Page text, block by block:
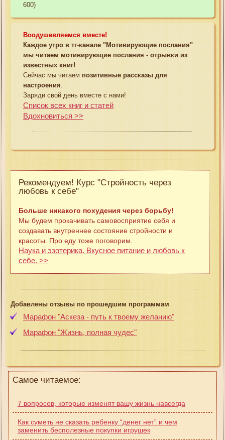
600)
Воодушевляемся вместе!
Каждое утро в тг-канале "Мотивирующие послания"
мы читаем мотивирующие послания - отрывки из
известных книг!
Сейчас мы читаем позитивные рассказы для
настроения
Заряди свой день вместе с нами!
Список всех книг и статей
Вдохновиться >>
Рекомендуем! Курс "Стройность через
любовь к себе"
Больше никакого похудения через борьбу!
Мы будем прокачивать самовосприятие себя и
создавать внутреннее состояние стройности и
красоты. Про еду тоже поговорим.
Наука и эзотерика. Вкусное питание и любовь к
себе. >>
Добавлены отзывы по прошедшим программам
Марафон "Аскеза - путь к твоему желанию"
Марафон "Жизнь, полная чудес"
Самое читаемое:
7 вопросов, которые изменят вашу жизнь навсегда
Как суметь не сказать ребенку “денег нет” и чем
заменить бесполезные покупки игрушек